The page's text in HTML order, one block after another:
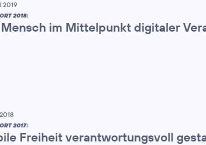
2019
2018:
im Mittelpunkt digitaler
2017:
Freiheit verantwortungsvoll